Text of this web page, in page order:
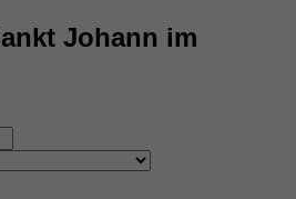
Johann im